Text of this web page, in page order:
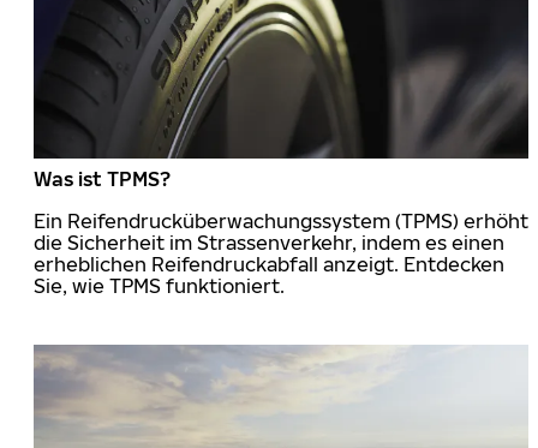
Was ist TPMS?
Ein Reifendrucküberwachungssystem (TPMS) erhöht
die Sicherheit im Strassenverkehr, indem es einen
erheblichen Reifendruckabfall anzeigt. Entdecken
Sie, wie TPMS funktioniert.